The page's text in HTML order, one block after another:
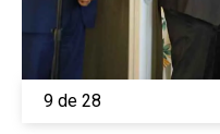
9 de 28